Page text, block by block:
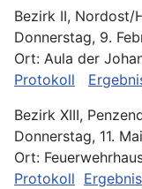
Bezirk II, Nordost/
Donnerstag, 9.
Ort: Aula der
Protokoll
Bezirk XIII,
Donnerstag, 11.
Ort:
Protokoll